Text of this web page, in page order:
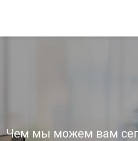
Чем мы можем вам